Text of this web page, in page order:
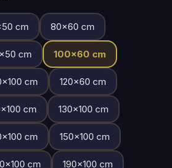
50 cm 80×60 cm
×50 cm 100×60 cm
×100 cm 120×60 cm
×100 cm 130×100 cm
×100 cm 150×100 cm
×100 cm 190×100 cm